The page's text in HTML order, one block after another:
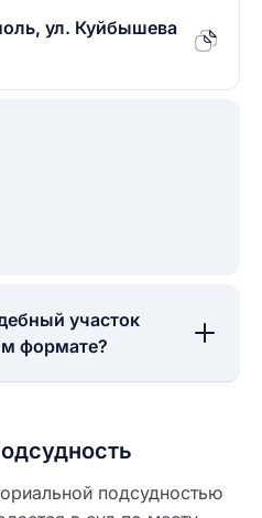
ул. Куйбышева
участок
формате?
подсудностью